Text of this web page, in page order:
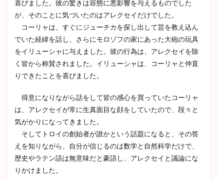
喜びました。彼の驚きは容態に悪影響を与えるものでした
が、そのことに気づいたのはアレクセイだけでした。
コーリャは、すぐにジューチカを探し出して芸を教え込ん
でいた経緯を話し、さらにモロゾフの家にあった大砲の玩具
をイリューシャに与えました。彼の行為は、アレクセイを除
く皆から称賛されました。イリューシャは、コーリャと仲直
りできたことを喜びました。
得意になりながら話をして皆の感心を買っていたコーリャ
は、アレクセイが常に生真面目な顔をしていたので、段々と
気がかりになってきました。
そしてトロイの創始者が誰かという話題になると、その答
えを知りながら、自分が信じるのは数学と自然科学だけで、
歴史やラテン語は無意味だと豪語し、アレクセイと議論にな
りかけました。